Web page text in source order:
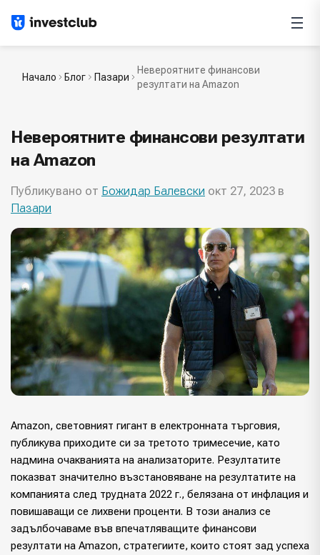
Начало Блог Пазари
Невероятните финансови
резултати на Amazon
Невероятните финансови резултати
на Amazon
Публикувано от Божидар Балевски окт 27, 2023 в
Пазари
Amazon, световният гигант в електронната търговия,
публикува приходите си за третото тримесечие, като
надмина очакванията на анализаторите. Резултатите
показват значително възстановяване на резултатите на
компанията след трудната 2022 г., белязана от инфлация и
повишаващи се лихвени проценти. В този анализ се
задълбочаваме във впечатляващите финансови
резултати на Amazon, стратегиите, които стоят зад успеха